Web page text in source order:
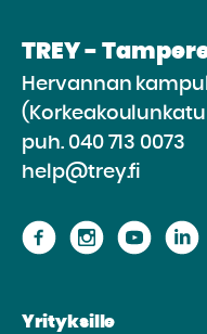
TREY -
Hervannan
(Korkeakoulunkatu
puh. 040 713 0073
help@trey.fi
SiirrySiirrySiirry
Yrityksille